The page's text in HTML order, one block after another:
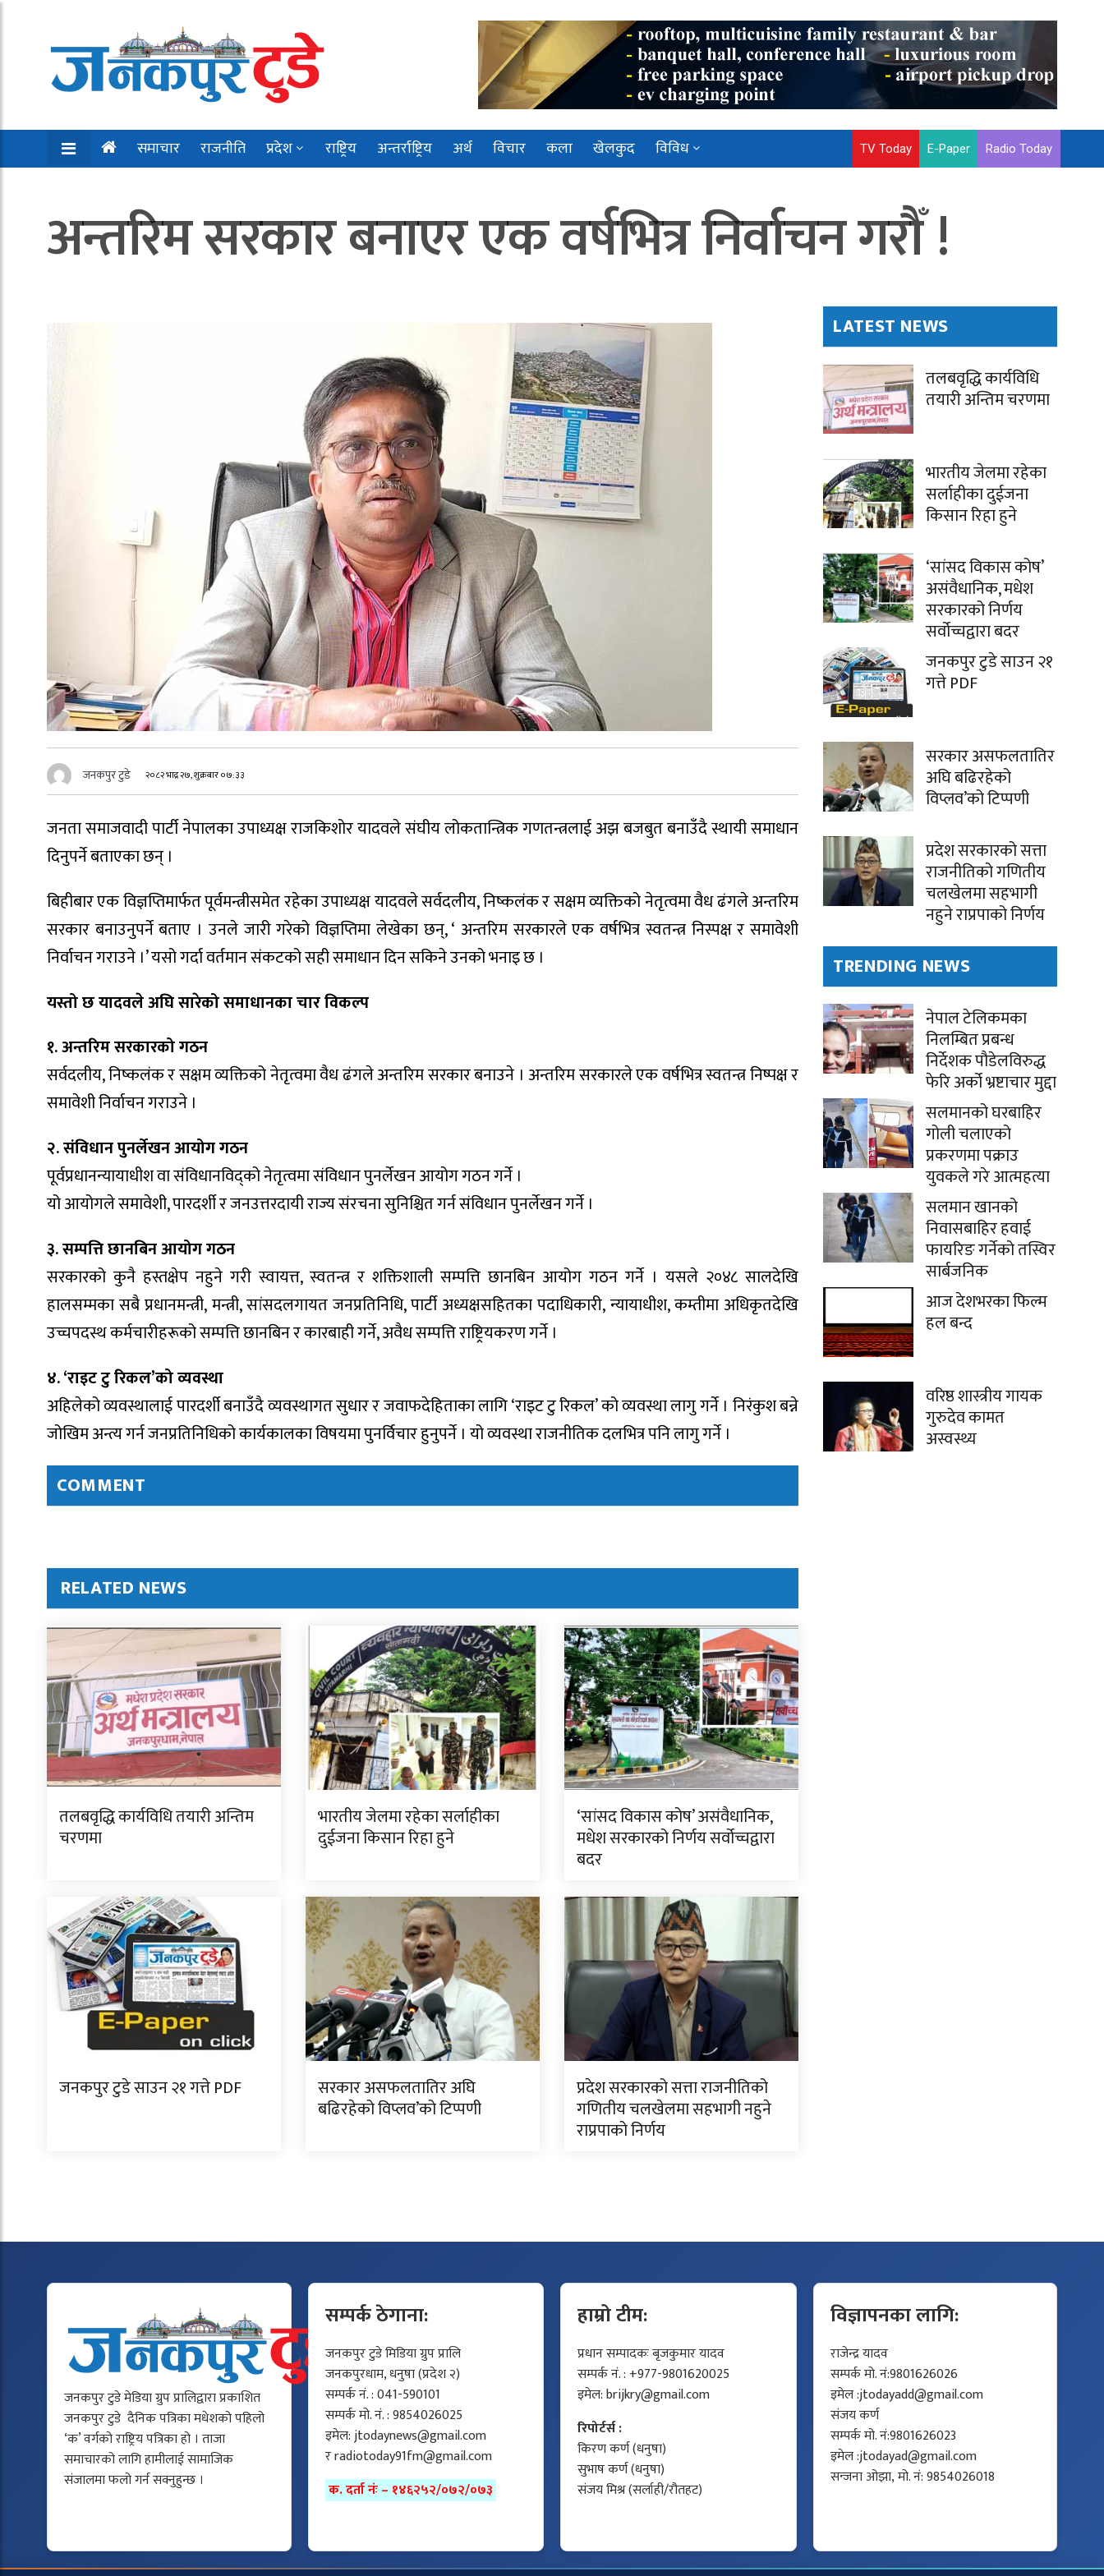
समाचार राजनीति प्रदेश राष्ट्रिय अन्तर्राष्ट्रिय अर्थ विचार कला खेलकुद विविध TV Today E-Paper Radio Today
अन्तरिम सरकार बनाएर एक वर्षभित्र निर्वाचन गरौँ !
जनकपुर टुडे २०८२ भाद्र २७, शुक्रबार ०७:३३
जनता समाजवादी पार्टी नेपालका उपाध्यक्ष राजकिशोर यादवले संघीय लोकतान्त्रिक गणतन्त्रलाई अझ बजबुत बनाउँदै स्थायी समाधान
दिनुपर्ने बताएका छन् ।
बिहीबार एक विज्ञप्तिमार्फत पूर्वमन्त्रीसमेत रहेका उपाध्यक्ष यादवले सर्वदलीय, निष्कलंक र सक्षम व्यक्तिको नेतृत्वमा वैध ढंगले अन्तरिम
सरकार बनाउनुपर्ने बताए । उनले जारी गरेको विज्ञप्तिमा लेखेका छन्, ‘ अन्तरिम सरकारले एक वर्षभित्र स्वतन्त्र निस्पक्ष र समावेशी
निर्वाचन गराउने ।’ यसो गर्दा वर्तमान संकटको सही समाधान दिन सकिने उनको भनाइ छ ।
यस्तो छ यादवले अघि सारेको समाधानका चार विकल्प
१. अन्तरिम सरकारको गठन
सर्वदलीय, निष्कलंक र सक्षम व्यक्तिको नेतृत्वमा वैध ढंगले अन्तरिम सरकार बनाउने । अन्तरिम सरकारले एक वर्षभित्र स्वतन्त्र निष्पक्ष र
समावेशी निर्वाचन गराउने ।
२. संविधान पुनर्लेखन आयोग गठन
पूर्वप्रधानन्यायाधीश वा संविधानविद्को नेतृत्वमा संविधान पुनर्लेखन आयोग गठन गर्ने ।
यो आयोगले समावेशी, पारदर्शी र जनउत्तरदायी राज्य संरचना सुनिश्चित गर्न संविधान पुनर्लेखन गर्ने ।
३. सम्पत्ति छानबिन आयोग गठन
सरकारको कुनै हस्तक्षेप नहुने गरी स्वायत्त, स्वतन्त्र र शक्तिशाली सम्पत्ति छानबिन आयोग गठन गर्ने । यसले २०४८ सालदेखि
हालसम्मका सबै प्रधानमन्त्री, मन्त्री, सांसदलगायत जनप्रतिनिधि, पार्टी अध्यक्षसहितका पदाधिकारी, न्यायाधीश, कम्तीमा अधिकृतदेखि
उच्चपदस्थ कर्मचारीहरूको सम्पत्ति छानबिन र कारबाही गर्ने, अवैध सम्पत्ति राष्ट्रियकरण गर्ने ।
४. ‘राइट टु रिकल’को व्यवस्था
अहिलेको व्यवस्थालाई पारदर्शी बनाउँदै व्यवस्थागत सुधार र जवाफदेहिताका लागि ‘राइट टु रिकल’ को व्यवस्था लागु गर्ने । निरंकुश बन्ने
जोखिम अन्त्य गर्न जनप्रतिनिधिको कार्यकालका विषयमा पुनर्विचार हुनुपर्ने । यो व्यवस्था राजनीतिक दलभित्र पनि लागु गर्ने ।
COMMENT
RELATED NEWS
तलबवृद्धि कार्यविधि तयारी अन्तिम
चरणमा
भारतीय जेलमा रहेका सर्लाहीका
दुईजना किसान रिहा हुने
‘सांसद विकास कोष’ असंवैधानिक,
मधेश सरकारको निर्णय सर्वोच्चद्वारा
बदर
जनकपुर टुडे साउन २१ गत्ते PDF सरकार असफलतातिर अघि
बढिरहेको विप्लव’को टिप्पणी
प्रदेश सरकारको सत्ता राजनीतिको
गणितीय चलखेलमा सहभागी नहुने
राप्रपाको निर्णय
LATEST NEWS
तलबवृद्धि कार्यविधि
तयारी अन्तिम चरणमा
भारतीय जेलमा रहेका
सर्लाहीका दुईजना
किसान रिहा हुने
‘सांसद विकास कोष’
असंवैधानिक, मधेश
सरकारको निर्णय
सर्वोच्चद्वारा बदर
जनकपुर टुडे साउन २१
गत्ते PDF
सरकार असफलतातिर
अघि बढिरहेको
विप्लव’को टिप्पणी
प्रदेश सरकारको सत्ता
राजनीतिको गणितीय
चलखेलमा सहभागी
नहुने राप्रपाको निर्णय
TRENDING NEWS
नेपाल टेलिकमका
निलम्बित प्रबन्ध
निर्देशक पौडेलविरुद्ध
फेरि अर्को भ्रष्टाचार मुद्दा
सलमानको घरबाहिर
गोली चलाएको
प्रकरणमा पक्राउ
युवकले गरे आत्महत्या
सलमान खानको
निवासबाहिर हवाई
फायरिङ गर्नेको तस्विर
सार्बजनिक
आज देशभरका फिल्म
हल बन्द
वरिष्ठ शास्त्रीय गायक
गुरुदेव कामत
अस्वस्थ्य
जनकपुर टुडे मेडिया ग्रुप प्रालिद्वारा प्रकाशित
जनकपुर टुडे दैनिक पत्रिका मधेशको पहिलो
‘क’ वर्गको राष्ट्रिय पत्रिका हो । ताजा
समाचारको लागि हामीलाई सामाजिक
संजालमा फलो गर्न सक्नुहुन्छ ।
सम्पर्क ठेगाना:
जनकपुर टुडे मिडिया ग्रुप प्रालि
जनकपुरधाम, धनुषा (प्रदेश २)
सम्पर्क नं. : 041-590101
सम्पर्क मो. नं. : 9854026025
इमेल:jtodaynews@gmail.com
रradiotoday91fm@gmail.com
क. दर्ता नंः – १४६२५२/०७२/०७३
हाम्रो टीम:
प्रधान सम्पादकः बृजकुमार यादव
सम्पर्क नं. : +977-9801620025
इमेल:brijkry@gmail.com
रिपोर्टर्स :
किरण कर्ण (धनुषा)
सुभाष कर्ण (धनुषा)
संजय मिश्र (सर्लाही/रौतहट)
विज्ञापनका लागि:
राजेन्द्र यादव
सम्पर्क मो. नं:9801626026
इमेल :jtodayadd@gmail.com
संजय कर्ण
सम्पर्क मो. नं:9801626023
इमेल :jtodayad@gmail.com
सन्जना ओझा, मो. नं: 9854026018